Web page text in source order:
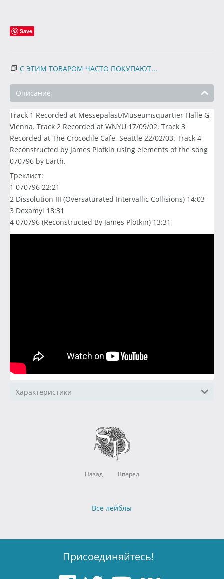
Save
С ЭТИМ ТОВАРОМ ЧАСТО ПОКУПАЮТ...
Описание
Track 1 Recorded at Messepalast/Museumsquartier Halle G,
Vienna. Track 2 Recorded at WNYU 17/09/02. Track 3
Recorded at The Crocodile Cafe, Seattle 22/02/03. Track 4
Reconstructed by James Plotkin using elements of the song
070796 by Earth.
Треклист:
1 070796 22:21
2 Dissolution III (Oversaturated Intervallic Collisions) 14:03
3 Dexamyl 18:31
4 070796 (Reconstructed By James Plotkin) 13:31
Характеристики
Назад Вперед
Все лейблы
Присоединяйтесь!